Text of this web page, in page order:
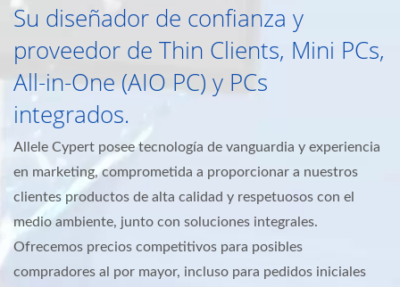
Su diseñador de confianza y
proveedor de Thin Clients, Mini PCs,
All-in-One (AIO PC) y PCs
integrados.
Allele Cypert posee tecnología de vanguardia y experiencia
en marketing, comprometida a proporcionar a nuestros
clientes productos de alta calidad y respetuosos con el
medio ambiente, junto con soluciones integrales.
Ofrecemos precios competitivos para posibles
compradores al por mayor, incluso para pedidos iniciales